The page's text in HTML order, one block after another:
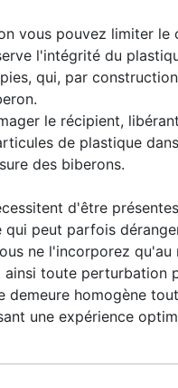
vous pouvez limiter le
l'intégrité du
qui, par
le récipient,
de plastique
des biberons.
d'être
peut parfois
ne l'incorporez qu'au
toute perturbation
demeure homogène
une expérience